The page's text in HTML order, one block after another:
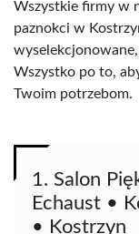
Wszystkie firmy w
paznokci w
Wszystko po to,
Twoim potrzebom.
1. Salon
Echaust •
• Kostrzyn